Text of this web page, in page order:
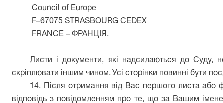
Council of Europe
F–67075 STRASBOURG CEDEX
FRANCE – ФРАНЦІЯ.
Листи і документи, які надсилаються до Суду,
скріплювати іншим чином. Усі сторінки повинні бути
14. Після отримання від Вас першого листа або
відповідь з повідомленням про те, що за Вашим